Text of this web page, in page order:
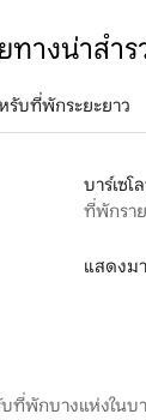
างน่าสำร
บที่พักระยะยาว
บาร์เซโ
ที่พักรา
แสดงม
บที่พักบางแห่งใน